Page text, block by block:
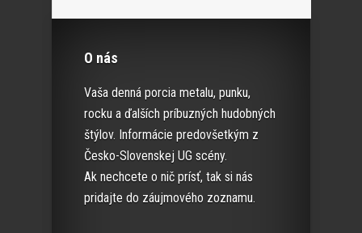
O nás
Vaša denná porcia metalu, punku,
rocku a ďalších príbuzných hudobných
štýlov. Informácie predovšetkým z
Česko-Slovenskej UG scény.
Ak nechcete o nič prísť, tak si nás
pridajte do záujmového zoznamu.